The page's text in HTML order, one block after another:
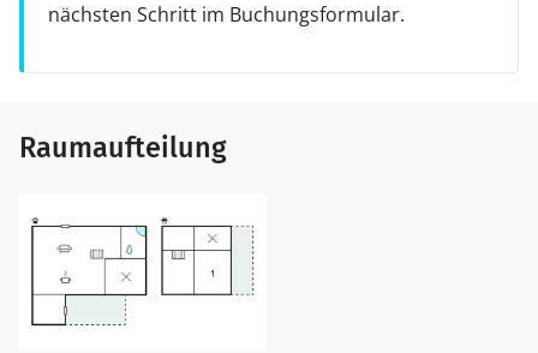
nächsten Schritt im Buchungsformular.
Raumaufteilung